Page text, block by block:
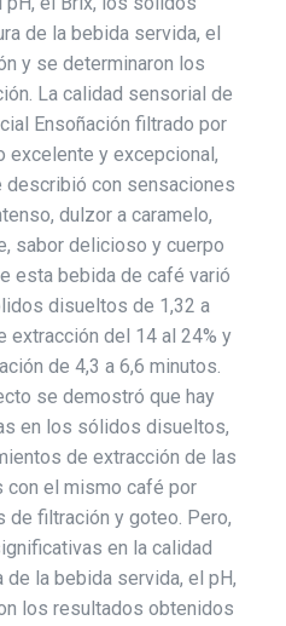
de la bebida servida, el
y se determinaron los
La calidad sensorial de
Ensoñación filtrado por
y excepcional,
describió con sensaciones
dulzor a caramelo,
sabor delicioso y cuerpo
esta bebida de café varió
disueltos de 1,32 a
extracción del 14 al 24% y
de 4,3 a 6,6 minutos.
se demostró que hay
en los sólidos disueltos,
de extracción de las
con el mismo café por
filtración y goteo. Pero,
en la calidad
la bebida servida, el pH,
los resultados obtenidos